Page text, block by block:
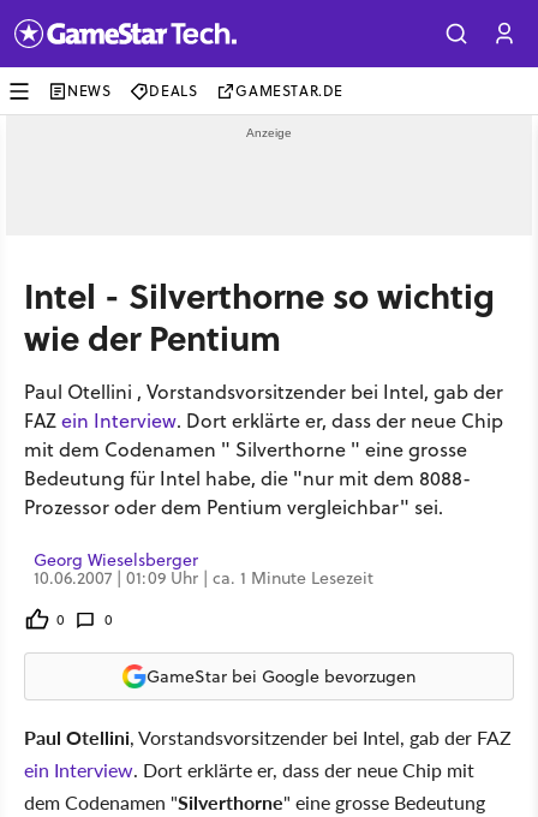
NEWS DEALS GAMESTAR.DE
Intel - Silverthorne so wichtig
wie der Pentium
Paul Otellini , Vorstandsvorsitzender bei Intel, gab der
FAZein Interview. Dort erklärte er, dass der neue Chip
mit dem Codenamen " Silverthorne " eine grosse
Bedeutung für Intel habe, die "nur mit dem 8088-
Prozessor oder dem Pentium vergleichbar" sei.
Georg Wieselsberger
10.06.2007 | 01:09 Uhr | ca. 1 Minute Lesezeit
0 0
GameStar bei Google bevorzugen
Paul Otellini, Vorstandsvorsitzender bei Intel, gab der FAZ
ein Interview. Dort erklärte er, dass der neue Chip mit
dem Codenamen "Silverthorne" eine grosse Bedeutung